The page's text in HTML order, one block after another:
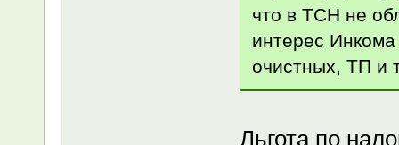
что в ТСН не
интерес
очистных, ТП и
Льгота по